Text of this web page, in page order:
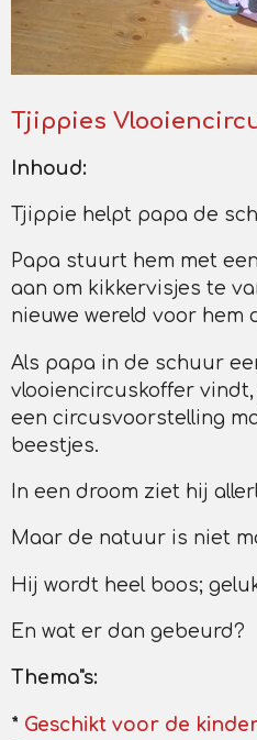
Tjippies
Inhoud:
Tjippie helpt papa de
Papa stuurt hem met
aan om kikkervisjes te
nieuwe wereld voor hem
Als papa in de schuur
vlooiencircuskoffer
een circusvoorstelling
beestjes.
In een droom ziet hij
Maar de natuur is niet
Hij wordt heel boos;
En wat er dan gebeurd?
Thema"s:
* Geschikt voor de